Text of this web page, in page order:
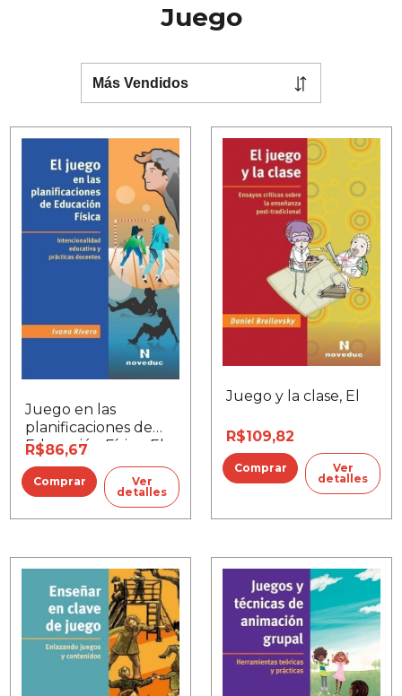
Juego
Juego en las
planificaciones de
Educación Física, El
R$86,67
Ver
detalles
Juego y la clase, El
R$109,82
Ver
detalles